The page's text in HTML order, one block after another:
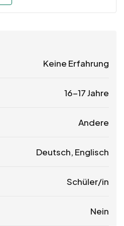
Keine Erfahrung
16-17 Jahre
Andere
Deutsch, Englisch
Schüler/in
Nein